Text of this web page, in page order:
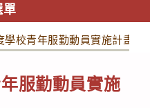
單
學校青年服勤動員實施計畫
服勤動員實施